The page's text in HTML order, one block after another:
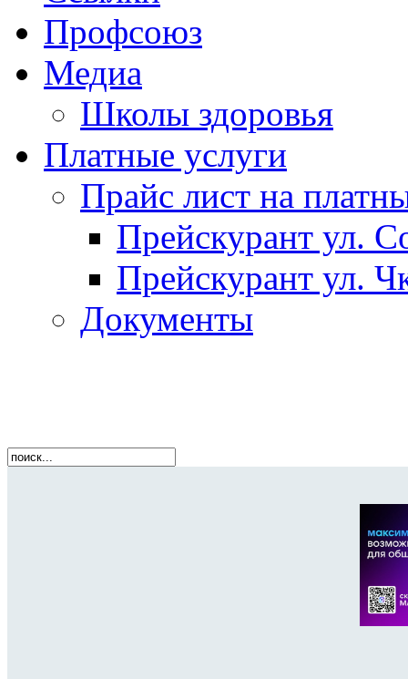
Профсоюз
Медиа
Школы здоровья
Платные услуги
Прайс лист на
Прейскурант ул.
Прейскурант ул.
Документы